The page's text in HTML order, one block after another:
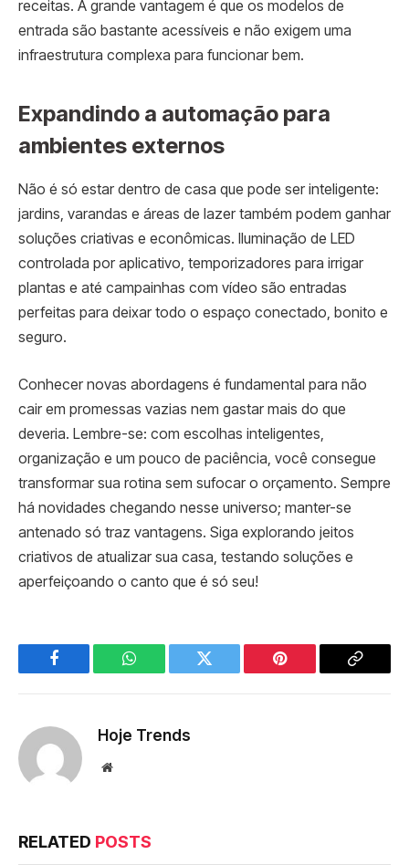
receitas. A grande vantagem é que os modelos de
entrada são bastante acessíveis e não exigem uma
infraestrutura complexa para funcionar bem.
Expandindo a automação para
ambientes externos
Não é só estar dentro de casa que pode ser inteligente:
jardins, varandas e áreas de lazer também podem ganhar
soluções criativas e econômicas. Iluminação de LED
controlada por aplicativo, temporizadores para irrigar
plantas e até campainhas com vídeo são entradas
perfeitas para deixar todo o espaço conectado, bonito e
seguro.
Conhecer novas abordagens é fundamental para não
cair em promessas vazias nem gastar mais do que
deveria. Lembre-se: com escolhas inteligentes,
organização e um pouco de paciência, você consegue
transformar sua rotina sem sufocar o orçamento. Sempre
há novidades chegando nesse universo; manter-se
antenado só traz vantagens. Siga explorando jeitos
criativos de atualizar sua casa, testando soluções e
aperfeiçoando o canto que é só seu!
Facebook WhatsApp Twitter Pinterest
Copy
Hoje Trends
Website
RELATED POSTS